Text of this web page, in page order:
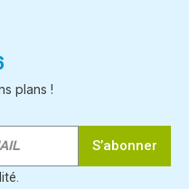
plans !
S’abonner